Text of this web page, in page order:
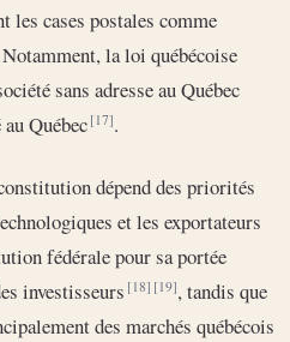
cases postales comme
la loi québécoise
sans adresse au Québec
au Québec[17].
dépend des priorités
et les exportateurs
fédérale pour sa portée
investisseurs[18] [19], tandis que
des marchés québécois